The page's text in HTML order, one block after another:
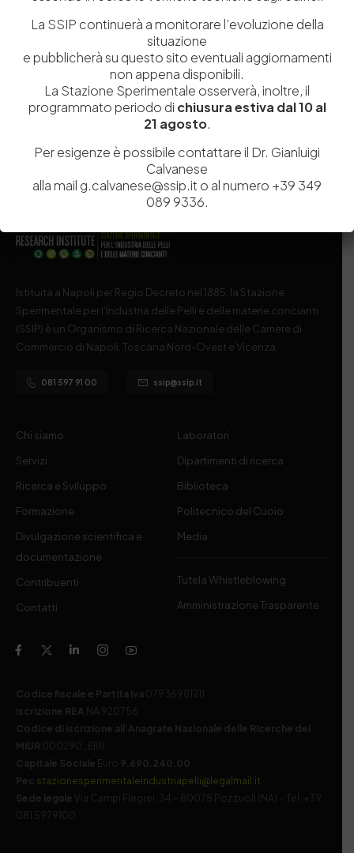
Salva il mio nome, email e sito web in questo browser per la
prossima volta che commento.
Post Comment
Istituita a Napoli per Regio Decreto nel 1885, la Stazione
Sperimentale per l’Industria delle Pelli e delle materie concianti
(SSIP) è un Organismo di Ricerca Nazionale delle Camere di
Commercio di Napoli, Toscana Nord-Ovest e Vicenza.
081 597 91 00 ssip@ssip.it
Chi siamo
Servizi
Ricerca e Sviluppo
Formazione
Divulgazione scientifica e
documentazione
Contribuenti
Contatti
Laboratori
Dipartimenti di ricerca
Biblioteca
Politecnico del Cuoio
Media
Tutela Whistleblowing
Amministrazione Trasparente
Codice fiscale e Partita Iva 07936981211
Iscrizione REA NA 920756
Codice di iscrizione all’Anagrafe Nazionale delle Ricerche del
MIUR 000290_EIRI
Capitale Sociale Euro 9.690.240,00
Pec stazionesperimentaleindustriapelli@legalmail.it
Sede legale
Via Campi Flegrei, 34 – 80078 Pozzuoli (NA) – Tel. +39
081 5979100
La SSIP continuerà a monitorare l’evoluzione della
situazione
e pubblicherà su questo sito eventuali aggiornamenti
non appena disponibili.
La Stazione Sperimentale osserverà, inoltre, il
programmato periodo di chiusura estiva dal 10 al
21 agosto.
Per esigenze è possibile contattare il Dr. Gianluigi
Calvanese
alla mail g.calvanese@ssip.it o al numero +39 349
089 9336.